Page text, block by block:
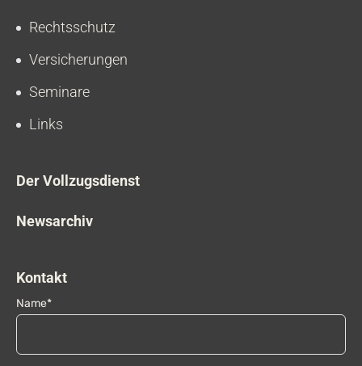
Rechtsschutz
Versicherungen
Seminare
Links
Der Vollzugsdienst
Newsarchiv
Kontakt
Name*